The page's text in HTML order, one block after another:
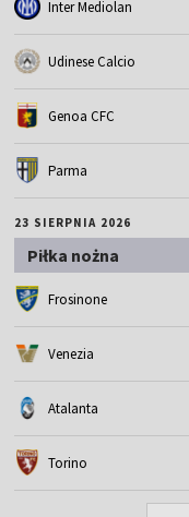
Inter Mediolan
Udinese Calcio
Genoa CFC
Parma
23 SIERPNIA 2026
Piłka nożna
Frosinone
Venezia
Atalanta
Torino